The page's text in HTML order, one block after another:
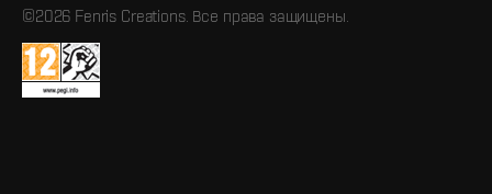
©2026 Fenris Creations. Все права защищены.